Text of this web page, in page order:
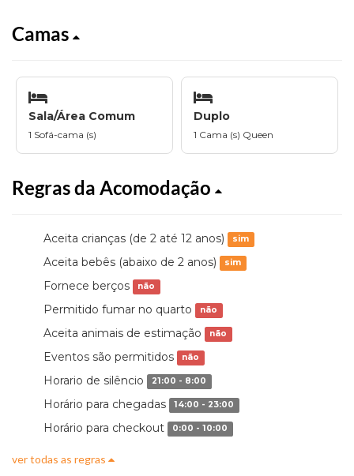
Camas
Sala/Área Comum
1 Sofá-cama (s)
Duplo
1 Cama (s) Queen
Regras da Acomodação
Aceita crianças (de 2 até 12 anos) sim
Aceita bebês (abaixo de 2 anos) sim
Fornece berços não
Permitido fumar no quarto não
Aceita animais de estimação não
Eventos são permitidos não
Horario de silêncio 21:00 - 8:00
Horário para chegadas 14:00 - 23:00
Horário para checkout 0:00 - 10:00
ver todas as regras